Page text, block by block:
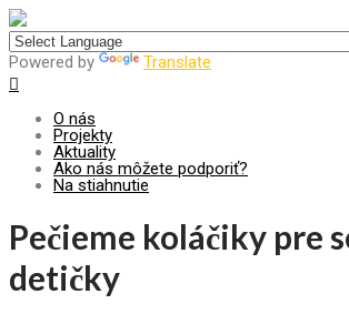
Powered by Translate
O nás
Projekty
Aktuality
Ako nás môžete podporiť?
Na stiahnutie
Pečieme koláčiky pre
detičky